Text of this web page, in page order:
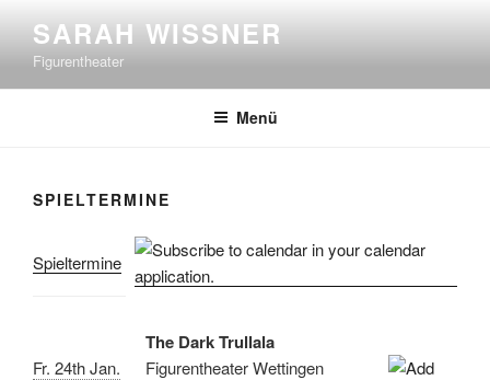
Inhalt
springen
SARAH WISSNER
Figurentheater
Menü
SPIELTERMINE
Spieltermine
Fr. 24th Jan.
The Dark Trullala
Figurentheater Wettingen